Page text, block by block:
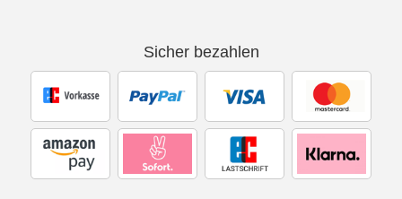
Sicher bezahlen